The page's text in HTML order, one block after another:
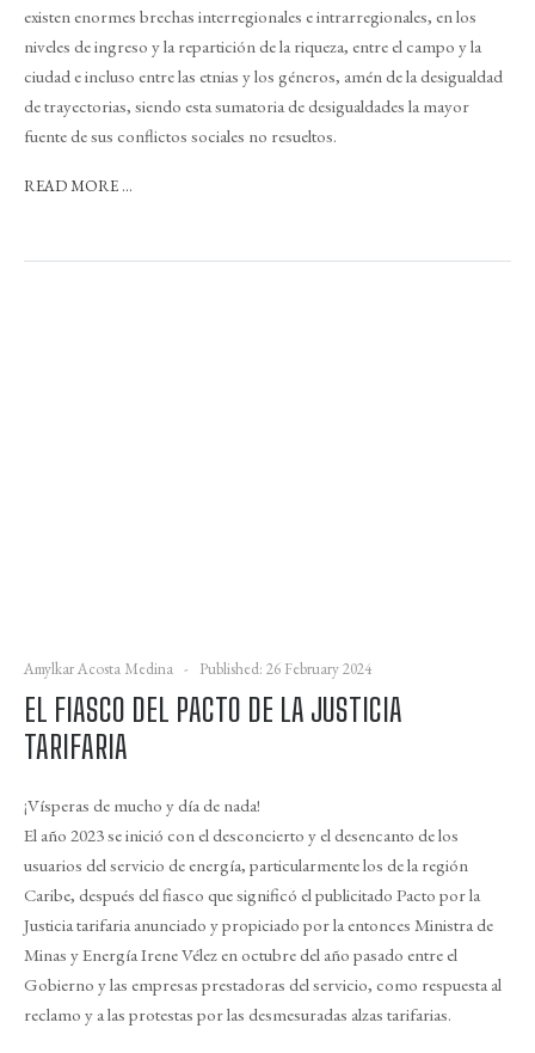
existen enormes brechas interregionales e intrarregionales, en los
niveles de ingreso y la repartición de la riqueza, entre el campo y la
ciudad e incluso entre las etnias y los géneros, amén de la desigualdad
de trayectorias, siendo esta sumatoria de desigualdades la mayor
fuente de sus conflictos sociales no resueltos.
READ MORE ...
Amylkar Acosta Medina Published: 26 February 2024
EL FIASCO DEL PACTO DE LA JUSTICIA
TARIFARIA
¡Vísperas de mucho y día de nada!
El año 2023 se inició con el desconcierto y el desencanto de los
usuarios del servicio de energía, particularmente los de la región
Caribe, después del fiasco que significó el publicitado Pacto por la
Justicia tarifaria anunciado y propiciado por la entonces Ministra de
Minas y Energía Irene Vélez en octubre del año pasado entre el
Gobierno y las empresas prestadoras del servicio, como respuesta al
reclamo y a las protestas por las desmesuradas alzas tarifarias.